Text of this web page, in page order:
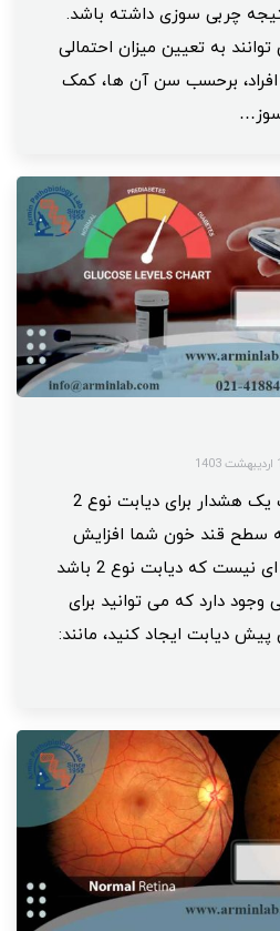
چربی سوزی داشته باشد.
به تعیین میزان احتمالی
برحسب سن آن ها، کمک
پیش دیابت پیش دیابت یک هشدار برای دیابت نوع 2
سطح قند خون شما افزایش
یافته است اما به اندازه ای نیست که دیابت نوع 2 باشد
وجود دارد که می توانید برای
دیابت ایجاد کنید، مانند: